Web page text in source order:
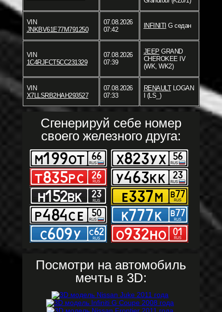
VIN
JNKBV61E77M791250
07.08.2026
07:42
INFINITI G седан
VIN
1C4RJFCT5CC231329
07.08.2026
07:39
JEEP GRAND
CHEROKEE IV
(WK, WK2)
VIN
X7LLSRB2HAH293527
07.08.2026
07:33
RENAULTLOGAN
I (LS_)
Сгенерируй себе номер
своего железного друга:
Посмотри на автомобиль
мечты в 3D: